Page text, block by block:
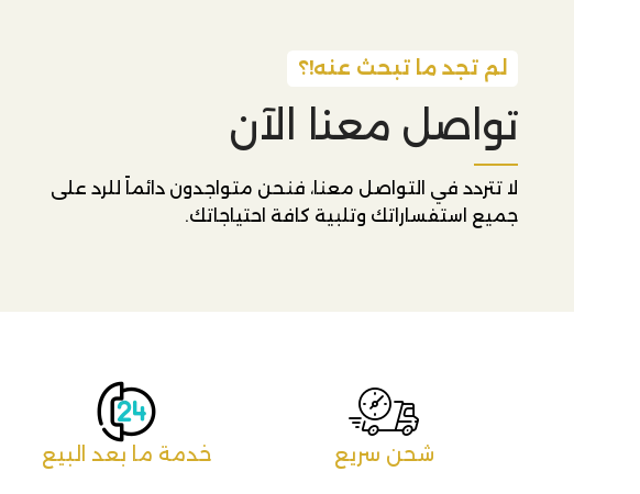
لم تجد ما تبحث عنه!؟
تواصل معنا الآن
لا تتردد في التواصل معنا، فنحن متواجدون دائماً للرد على
جميع استفساراتك وتلبية كافة احتياجاتك.
شحن سريع خدمة ما بعد البيع